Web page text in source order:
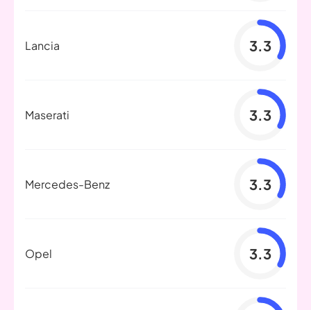
Lancia 3.3
Maserati 3.3
Mercedes-Benz 3.3
Opel 3.3